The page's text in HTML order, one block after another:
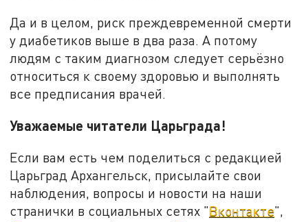
Да и в целом, риск преждевременной смерти
у диабетиков выше в два раза. А потому
людям с таким диагнозом следует серьёзно
относиться к своему здоровью и выполнять
все предписания врачей.
Уважаемые читатели Царьграда!
Если вам есть чем поделиться с редакцией
Царьград Архангельск, присылайте свои
наблюдения, вопросы и новости на наши
странички в социальных сетях "Вконтакте",